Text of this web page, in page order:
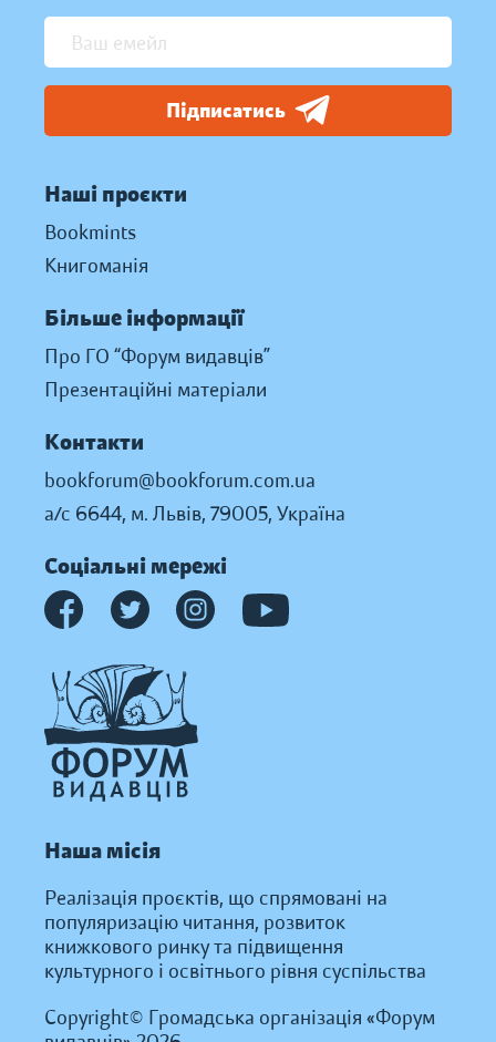
Підписатись
Наші проєкти
Bookmints
Книгоманія
Більше інформації
Про ГО “Форум видавців”
Презентаційні матеріали
Контакти
bookforum@bookforum.com.ua
а/с 6644, м. Львів, 79005, Україна
Соціальні мережі
Наша місія
Реалізація проєктів, що спрямовані на
популяризацію читання, розвиток
книжкового ринку та підвищення
культурного і освітнього рівня суспільства
Copyright© Громадська організація «Форум